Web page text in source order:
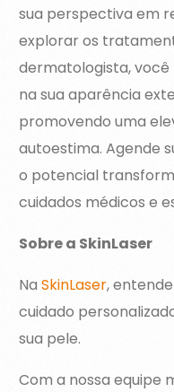
sua perspectiva em
explorar os
dermatologista, você
na sua aparência
promovendo uma
autoestima. Agende
o potencial
cuidados médicos e
Sobre a SkinLaser
NaSkinLaser,
cuidado
sua pele.
Com a nossa equipe